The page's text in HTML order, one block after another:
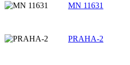
MN 11631
PRAHA-2